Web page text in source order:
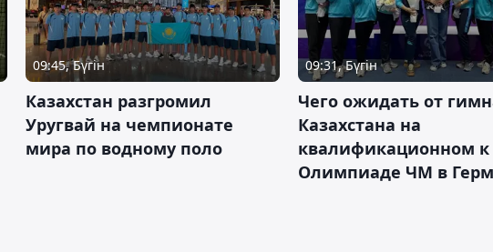
09:45, Бүгін
Казахстан разгромил
Уругвай на чемпионате
мира по водному поло
09:31, Бүгін
Чего ожидать от
Казахстана на
квалификационном к
Олимпиаде ЧМ в